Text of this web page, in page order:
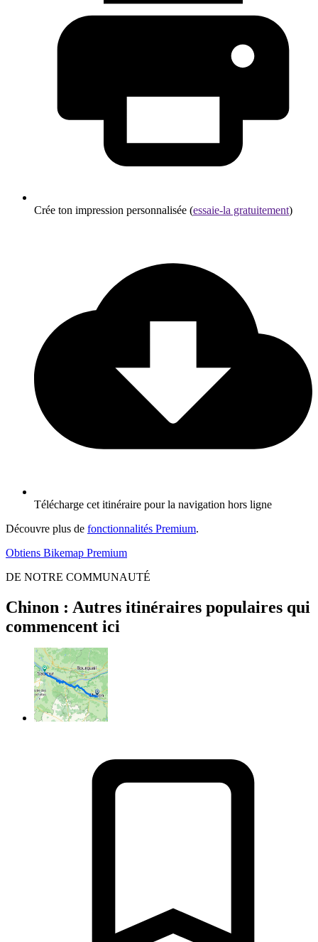
Crée ton impression personnalisée (essaie-la gratuitement)
Télécharge cet itinéraire pour la navigation hors ligne
Découvre plus de fonctionnalités Premium.
Obtiens Bikemap Premium
DE NOTRE COMMUNAUTÉ
Chinon : Autres itinéraires populaires qui
commencent ici